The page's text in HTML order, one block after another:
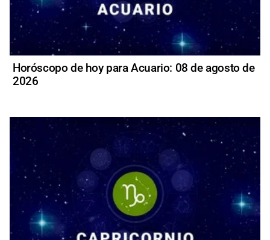
Horóscopo de hoy para Acuario: 08 de agosto de
2026